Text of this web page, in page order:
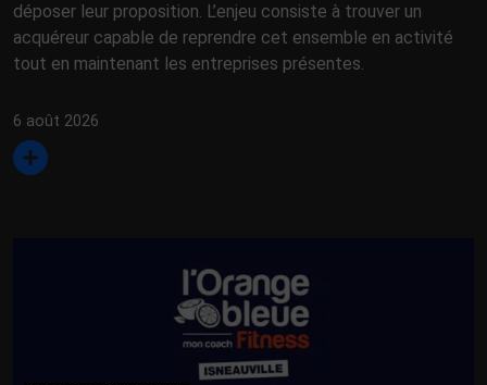
déposer leur proposition. L’enjeu consiste à trouver un
acquéreur capable de reprendre cet ensemble en activité
tout en maintenant les entreprises présentes.
6 août 2026